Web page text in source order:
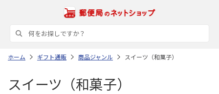
ホーム ギフト通販 商品ジャンル スイーツ（和菓子）
スイーツ（和菓子）